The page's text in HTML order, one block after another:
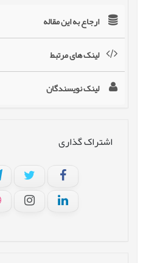
ارجاع به این مقاله
لینک های مرتبط
لینک نویسندگان
اشتراک گذاری